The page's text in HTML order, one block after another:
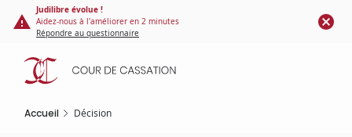
Panneau de gestion des cookies
contenu
principal
Judilibre évolue !
Aidez-nous à l'améliorer en 2 minutes
Répondre au questionnaire
Accueil Décision